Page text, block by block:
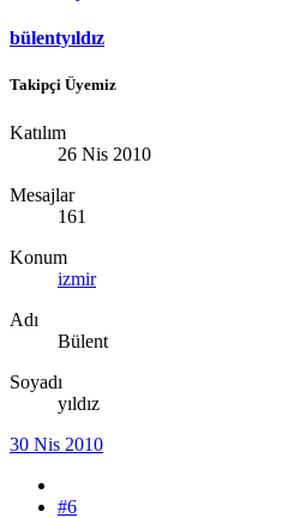
bülentyıldız
Takipçi Üyemiz
Katılım
26 Nis 2010
Mesajlar
161
Konum
izmir
Adı
Bülent
Soyadı
yıldız
30 Nis 2010
#6